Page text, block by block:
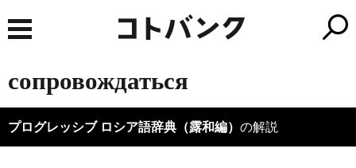
сопровождаться
プログレッシブ ロシア語辞典（露和編） の解説